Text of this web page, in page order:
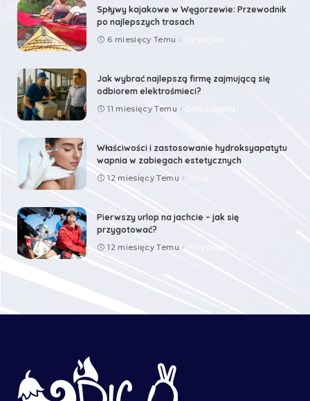
Spływy kajakowe w Węgorzewie: Przewodnik
po najlepszych trasach
6 miesięcy Temu
Jak wybrać najlepszą firmę zajmującą się
odbiorem elektrośmieci?
11 miesięcy Temu
Właściwości i zastosowanie hydroksyapatytu
wapnia w zabiegach estetycznych
12 miesięcy Temu
Pierwszy urlop na jachcie – jak się
przygotować?
12 miesięcy Temu